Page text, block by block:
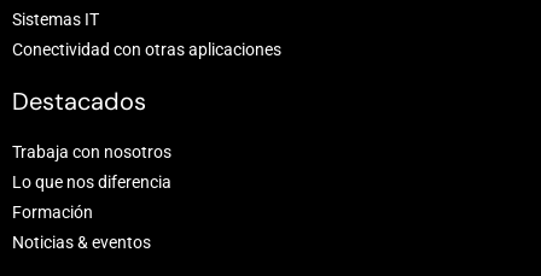
Sistemas IT
Conectividad con otras aplicaciones
Destacados
Trabaja con nosotros
Lo que nos diferencia
Formación
Noticias & eventos